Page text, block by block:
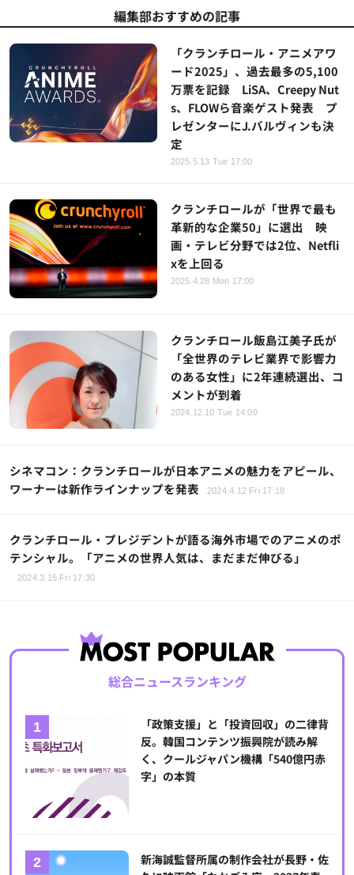
編集部おすすめの記事
「クランチロール・アニメアワ
ード2025」、過去最多の5,100
万票を記録 LiSA、Creepy Nut
s、FLOWら音楽ゲスト発表 プ
レゼンターにJ.バルヴィンも決
定
2025.5.13 Tue 17:00
クランチロールが「世界で最も
革新的な企業50」に選出 映
画・テレビ分野では2位、Netfli
xを上回る
2025.4.28 Mon 17:00
クランチロール飯島江美子氏が
「全世界のテレビ業界で影響力
のある女性」に2年連続選出、コ
メントが到着
2024.12.10 Tue 14:00
シネマコン：クランチロールが日本アニメの魅力をアピール、
ワーナーは新作ラインナップを発表
2024.4.12 Fri 17:18
クランチロール・プレジデントが語る海外市場でのアニメのポ
テンシャル。「アニメの世界人気は、まだまだ伸びる」
2024.3.15 Fri 17:30
総合ニュースランキング
「政策支援」と「投資回収」の二律背
反。韓国コンテンツ振興院が読み解
く、クールジャパン機構「540億円赤
字」の本質
新海誠監督所属の制作会社が長野・佐